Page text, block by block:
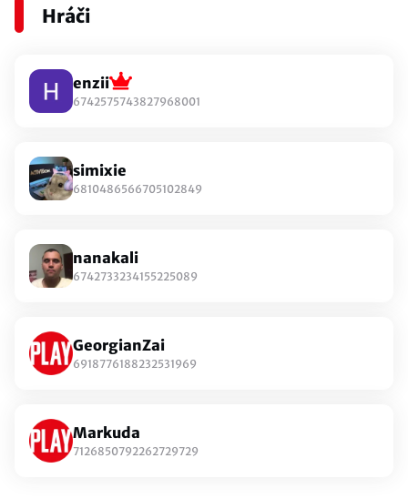
Hráči
enzii
6742575743827968001
simixie
6810486566705102849
nanakali
6742733234155225089
GeorgianZai
6918776188232531969
Markuda
7126850792262729729